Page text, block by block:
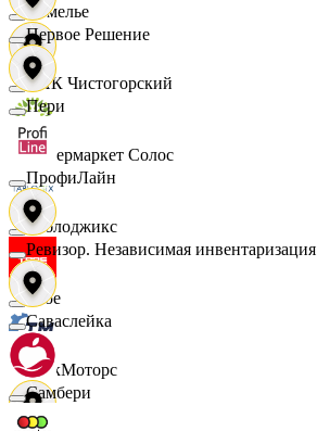
Сомелье
СПК Чистогорский
Супермаркет Солос
Таблоджикс
Твое
ТракМоторс
Первое Решение
Пери
ПрофиЛайн
Ревизор. Независимая инвентаризация
Саваслейка
Самбери